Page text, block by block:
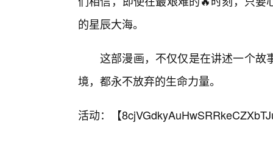
的星辰大海。
这部漫画，不仅仅是在讲述一个故
境，都永不放弃的生命力量。
活动：【